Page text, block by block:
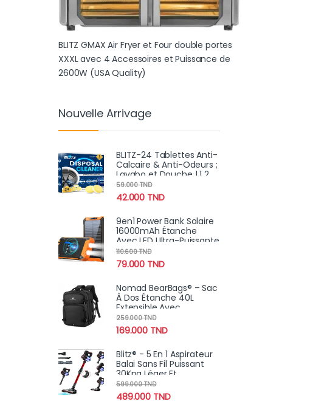
BLITZ GMAX Air Fryer et Four double portes
XXXL avec 4 Accessoires et Puissance de
2600W (USA Quality)
Nouvelle Arrivage
BLITZ-24 Tablettes Anti-
Calcaire & Anti-Odeurs ;
Lavabo et Douche | 1 2
Mois
42.000 TND
59.000TND
9en1 Power Bank Solaire
16000mAh Étanche
Avec LED Ultra-Puissante
79.000 TND
110.600TND
Nomad BearBags® – Sac
À Dos Étanche 40L
Extensible Avec
Chargement USB Pour
Voyage Professionnel
169.000 TND
259.000TND
Blitz® - 5 En 1 Aspirateur
Balai Sans Fil Puissant
30Kpa Léger Et
Silencieux Avec
Eclairage LED
489.000 TND
599.000TND